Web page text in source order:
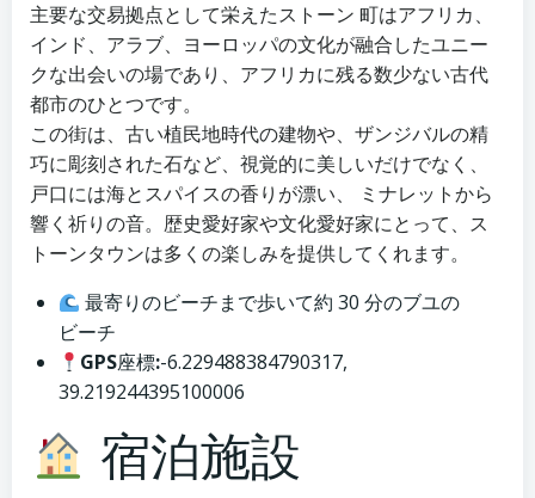
主要な交易拠点として栄えたストーン 町はアフリカ、
インド、アラブ、ヨーロッパの文化が融合したユニー
クな出会いの場であり、アフリカに残る数少ない古代
都市のひとつです。
この街は、古い植民地時代の建物や、ザンジバルの精
巧に彫刻された石など、視覚的に美しいだけでなく、
戸口には海とスパイスの香りが漂い、 ミナレットから
響く祈りの音。歴史愛好家や文化愛好家にとって、ス
トーンタウンは多くの楽しみを提供してくれます。
最寄りのビーチまで歩いて約 30 分のブユの
ビーチ
GPS座標:-6.229488384790317,
39.219244395100006
宿泊施設